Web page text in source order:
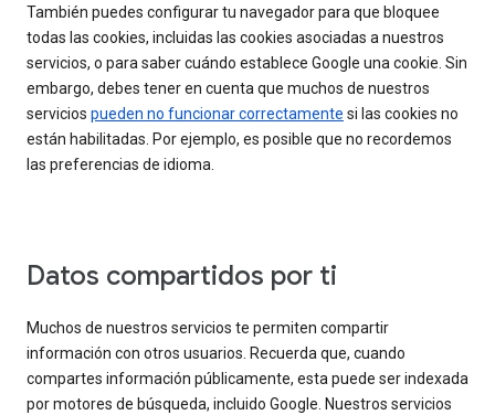
También puedes configurar tu navegador para que bloquee
todas las cookies, incluidas las cookies asociadas a nuestros
servicios, o para saber cuándo establece Google una cookie. Sin
embargo, debes tener en cuenta que muchos de nuestros
servicios pueden no funcionar correctamente si las cookies no
están habilitadas. Por ejemplo, es posible que no recordemos
las preferencias de idioma.
Datos compartidos por ti
Muchos de nuestros servicios te permiten compartir
información con otros usuarios. Recuerda que, cuando
compartes información públicamente, esta puede ser indexada
por motores de búsqueda, incluido Google. Nuestros servicios